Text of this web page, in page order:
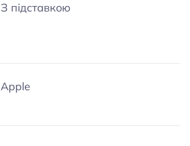
З підставкою
Apple